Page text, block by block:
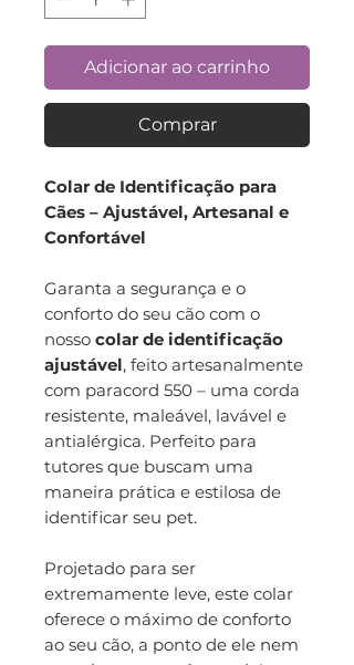
Adicionar ao carrinho
Comprar
Colar de Identificação para
Cães – Ajustável, Artesanal e
Confortável
Garanta a segurança e o
conforto do seu cão com o
nosso colar de identificação
ajustável, feito artesanalmente
com paracord 550 – uma corda
resistente, maleável, lavável e
antialérgica. Perfeito para
tutores que buscam uma
maneira prática e estilosa de
identificar seu pet.
Projetado para ser
extremamente leve, este colar
oferece o máximo de conforto
ao seu cão, a ponto de ele nem